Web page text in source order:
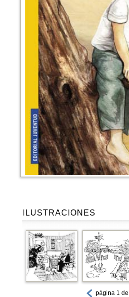
ILUSTRACIONES
página 1 de